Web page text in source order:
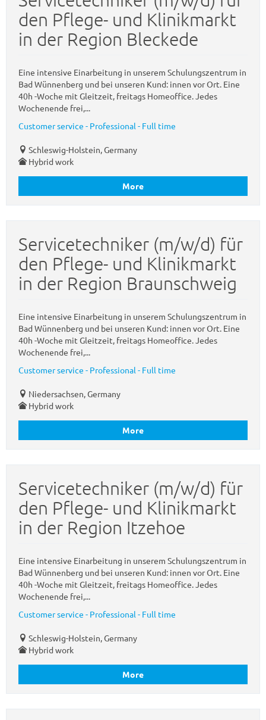
den Pflege- und Klinikmarkt
in der Region Bleckede
Eine intensive Einarbeitung in unserem Schulungszentrum in
Bad Wünnenberg und bei unseren Kund: innen vor Ort. Eine
40h -Woche mit Gleitzeit, freitags Homeoffice. Jedes
Wochenende frei,...
Customer service - Professional - Full time
Schleswig-Holstein, Germany
Hybrid work
More
Servicetechniker (m/w/d) für
den Pflege- und Klinikmarkt
in der Region Braunschweig
Eine intensive Einarbeitung in unserem Schulungszentrum in
Bad Wünnenberg und bei unseren Kund: innen vor Ort. Eine
40h -Woche mit Gleitzeit, freitags Homeoffice. Jedes
Wochenende frei,...
Customer service - Professional - Full time
Niedersachsen, Germany
Hybrid work
More
Servicetechniker (m/w/d) für
den Pflege- und Klinikmarkt
in der Region Itzehoe
Eine intensive Einarbeitung in unserem Schulungszentrum in
Bad Wünnenberg und bei unseren Kund: innen vor Ort. Eine
40h -Woche mit Gleitzeit, freitags Homeoffice. Jedes
Wochenende frei,...
Customer service - Professional - Full time
Schleswig-Holstein, Germany
Hybrid work
More